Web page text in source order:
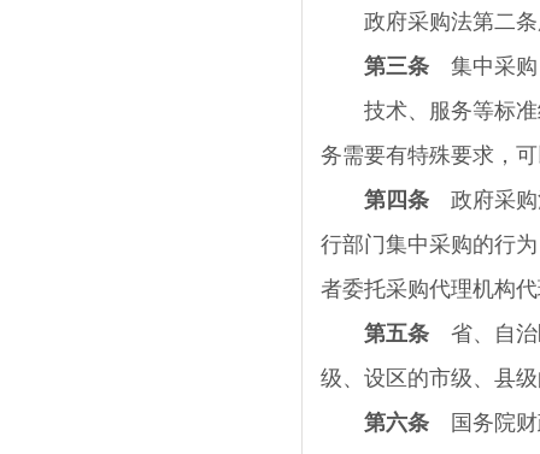
政府采购法第二条
第三条 集中采购
技术、服务等标准
务需要有特殊要求，
第四条 政府采购
行部门集中采购的行
者委托采购代理机构
第五条 省、自治
级、设区的市级、县
第六条 国务院财